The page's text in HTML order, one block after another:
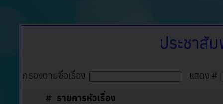
ประชาสั
กรองตามชื่อเรื่อง
แสดง #
# รายการหัวเรื่อง